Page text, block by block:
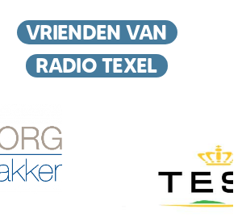
VRIENDEN VAN
RADIO TEXEL